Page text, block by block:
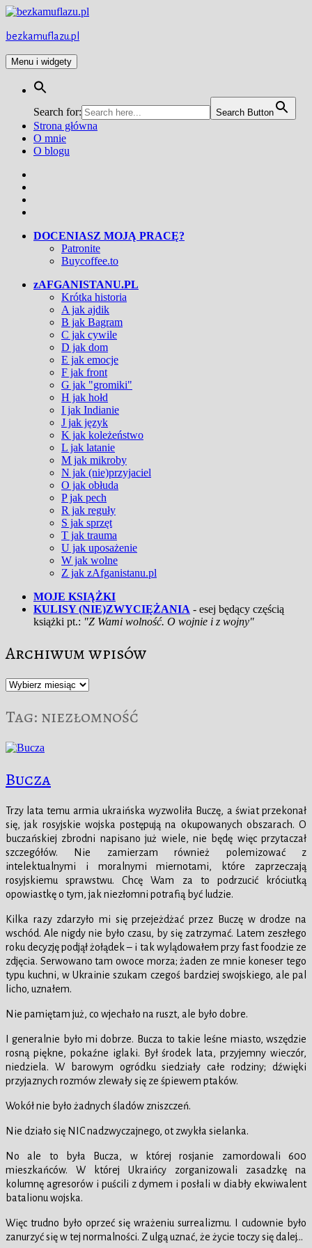
Przejdź
treści
bezkamuflazu.pl
Menu i widgety
Search for: Search Button
Strona główna
O mnie
O blogu
DOCENIASZ MOJĄ PRACĘ?
Patronite
Buycoffee.to
zAFGANISTANU.PL
Krótka historia
A jak ajdik
B jak Bagram
C jak cywile
D jak dom
E jak emocje
F jak front
G jak "gromiki"
H jak hołd
I jak Indianie
J jak język
K jak koleżeństwo
L jak latanie
M jak mikroby
N jak (nie)przyjaciel
O jak obłuda
P jak pech
R jak reguły
S jak sprzęt
T jak trauma
U jak uposażenie
W jak wolne
Z jak zAfganistanu.pl
MOJE KSIĄŻKI
KULISY (NIE)ZWYCIĘŻANIA - esej będący częścią
książki pt.: "Z Wami wolność. O wojnie i z wojny"
Archiwum wpisów
Archiwum
Tag: niezłomność
Bucza
Trzy lata temu armia ukraińska wyzwoliła Buczę, a świat przekonał
się, jak rosyjskie wojska postępują na okupowanych obszarach. O
buczańskiej zbrodni napisano już wiele, nie będę więc przytaczał
szczegółów. Nie zamierzam również polemizować z
intelektualnymi i moralnymi miernotami, które zaprzeczają
rosyjskiemu sprawstwu. Chcę Wam za to podrzucić króciutką
opowiastkę o tym, jak niezłomni potrafią być ludzie.
Kilka razy zdarzyło mi się przejeżdżać przez Buczę w drodze na
wschód. Ale nigdy nie było czasu, by się zatrzymać. Latem zeszłego
roku decyzję podjął żołądek – i tak wylądowałem przy fast foodzie ze
zdjęcia. Serwowano tam owoce morza; żaden ze mnie koneser tego
typu kuchni, w Ukrainie szukam czegoś bardziej swojskiego, ale pal
licho, uznałem.
Nie pamiętam już, co wjechało na ruszt, ale było dobre.
I generalnie było mi dobrze. Bucza to takie leśne miasto, wszędzie
rosną piękne, pokaźne iglaki. Był środek lata, przyjemny wieczór,
niedziela. W barowym ogródku siedziały całe rodziny; dźwięki
przyjaznych rozmów zlewały się ze śpiewem ptaków.
Wokół nie było żadnych śladów zniszczeń.
Nie działo się NIC nadzwyczajnego, ot zwykła sielanka.
No ale to była Bucza, w której rosjanie zamordowali 600
mieszkańców. W której Ukraińcy zorganizowali zasadzkę na
kolumnę agresorów i puścili z dymem i posłali w diabły ekwiwalent
batalionu wojska.
Więc trudno było oprzeć się wrażeniu surrealizmu. I cudownie było
zanurzyć się w tej normalności. Z ulgą uznać, że życie toczy się dalej…